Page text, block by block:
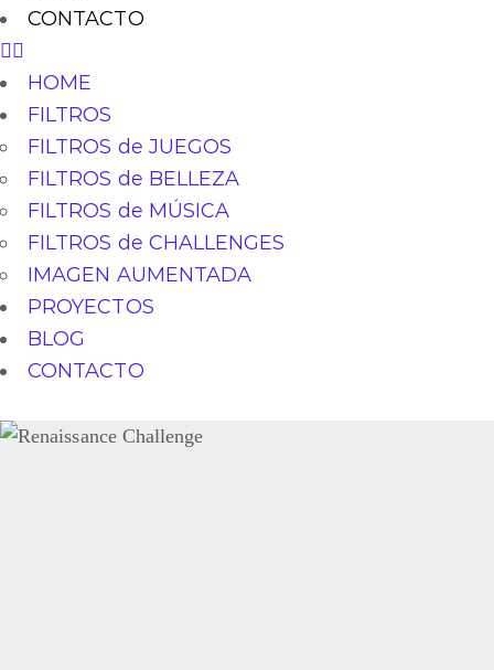
CONTACTO
HOME
FILTROS
FILTROS de JUEGOS
FILTROS de BELLEZA
FILTROS de MÚSICA
FILTROS de CHALLENGES
IMAGEN AUMENTADA
PROYECTOS
BLOG
CONTACTO